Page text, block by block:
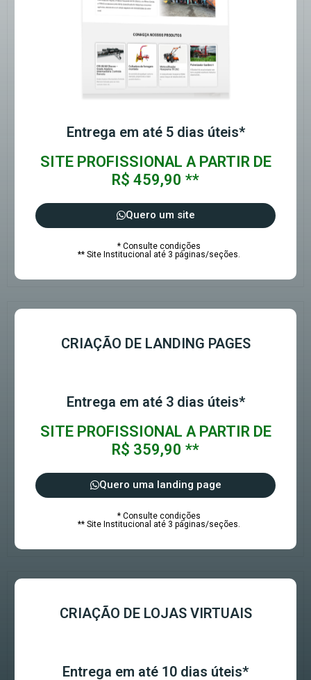
Entrega em até 5 dias úteis*
SITE PROFISSIONAL A PARTIR DE
R$ 459,90 **
Quero um site
* Consulte condições
** Site Institucional até 3 páginas/seções.
CRIAÇÃO DE LANDING PAGES
Entrega em até 3 dias úteis*
SITE PROFISSIONAL A PARTIR DE
R$ 359,90 **
Quero uma landing page
* Consulte condições
** Site Institucional até 3 páginas/seções.
CRIAÇÃO DE LOJAS VIRTUAIS
Entrega em até 10 dias úteis*